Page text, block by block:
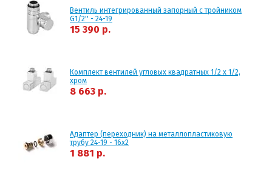
Вентиль интегрированный запорный с тройником
G1/2'' - 24-19
15 390 р.
Комплект вентилей угловых квадратных 1/2 х 1/2,
хром
8 663 р.
Адаптер (переходник) на металлопластиковую
трубу 24-19 - 16x2
1 881 р.